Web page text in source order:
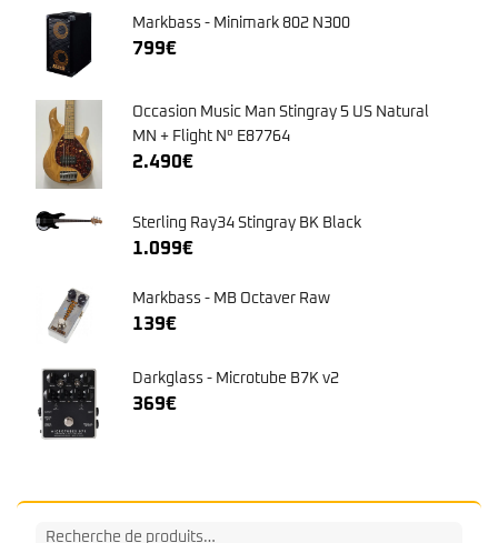
Markbass - Minimark 802 N300
799€
Occasion Music Man Stingray 5 US Natural
MN + Flight N° E87764
2.490€
Sterling Ray34 Stingray BK Black
1.099€
Markbass - MB Octaver Raw
139€
Darkglass - Microtube B7K v2
369€
Recherche